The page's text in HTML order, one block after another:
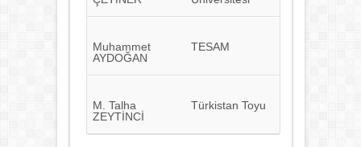
Muhammet
AYDOĞAN
TESAM
M. Talha
ZEYTİNCİ
Türkistan Toyu